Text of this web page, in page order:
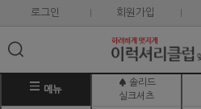
로그인 회원가입
메뉴
♠ 솔리드
실크셔츠